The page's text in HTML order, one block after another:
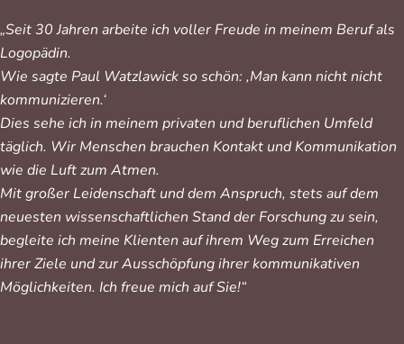
„Seit 30 Jahren arbeite ich voller Freude in meinem Beruf als
Logopädin.
Wie sagte Paul Watzlawick so schön: ‚Man kann nicht nicht
kommunizieren.‘
Dies sehe ich in meinem privaten und beruflichen Umfeld
täglich. Wir Menschen brauchen Kontakt und Kommunikation
wie die Luft zum Atmen.
Mit großer Leidenschaft und dem Anspruch, stets auf dem
neuesten wissenschaftlichen Stand der Forschung zu sein,
begleite ich meine Klienten auf ihrem Weg zum Erreichen
ihrer Ziele und zur Ausschöpfung ihrer kommunikativen
Möglichkeiten. Ich freue mich auf Sie!“